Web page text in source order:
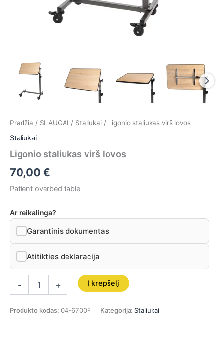
Pradžia / SLAUGAI / Staliukai / Ligonio staliukas virš lovos
Staliukai
Ligonio staliukas virš lovos
70,00 €
Patient overbed table
Ar reikalinga?
Garantinis dokumentas
Atitikties deklaracija
- + Į krepšelį
Produkto kodas: 04-6700F Kategorija: Staliukai